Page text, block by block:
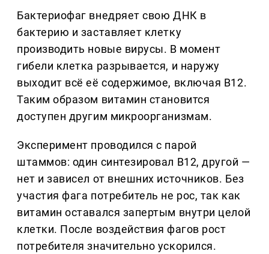
Бактериофаг внедряет свою ДНК в
бактерию и заставляет клетку
производить новые вирусы. В момент
гибели клетка разрывается, и наружу
выходит всё её содержимое, включая B12.
Таким образом витамин становится
доступен другим микроорганизмам.
Эксперимент проводился с парой
штаммов: один синтезировал B12, другой —
нет и зависел от внешних источников. Без
участия фага потребитель не рос, так как
витамин оставался запертым внутри целой
клетки. После воздействия фагов рост
потребителя значительно ускорился.